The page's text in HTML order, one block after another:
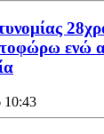
ενώ
10:43